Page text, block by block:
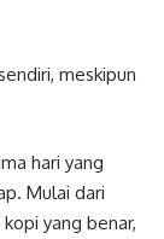
meskipun
hari yang
Mulai dari
yang benar,